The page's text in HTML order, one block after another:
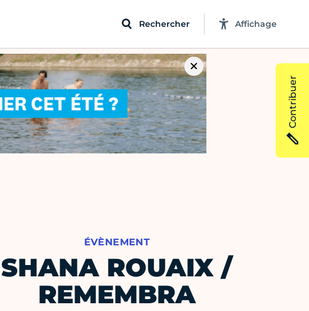
Rechercher Affichage
ÉVÈNEMENT
SHANA ROUAIX /
REMEMBRA
Contribuer